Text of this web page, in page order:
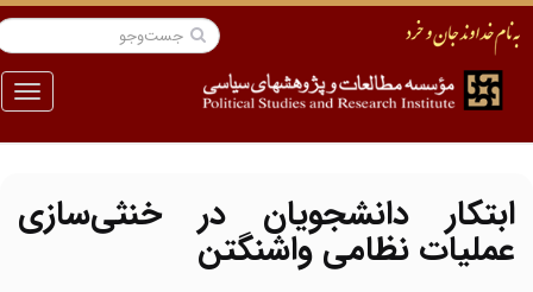
منو
ابتکار دانشجویان در خنثی‌سازی
عملیات نظامی واشنگتن